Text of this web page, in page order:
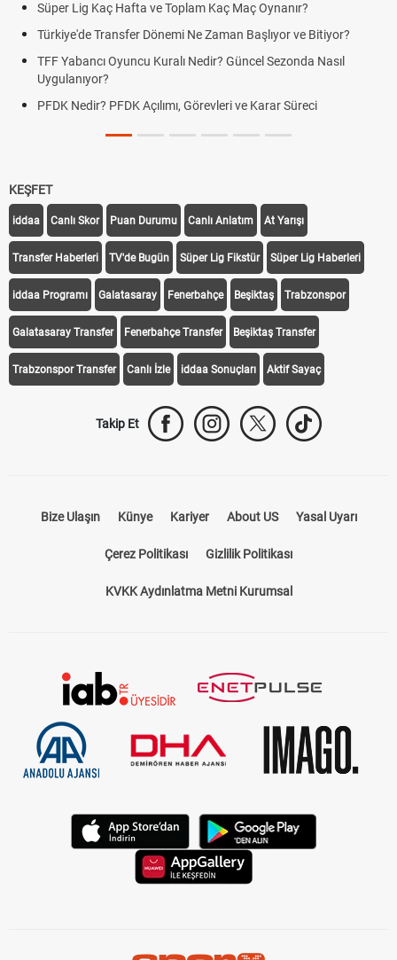
Süper Lig Kaç Hafta ve Toplam Kaç Maç Oynanır?
Türkiye'de Transfer Dönemi Ne Zaman Başlıyor ve Bitiyor?
TFF Yabancı Oyuncu Kuralı Nedir? Güncel Sezonda Nasıl
Uygulanıyor?
PFDK Nedir? PFDK Açılımı, Görevleri ve Karar Süreci
KEŞFET
iddaa Canlı Skor Puan Durumu Canlı Anlatım At Yarışı
Transfer Haberleri TV'de Bugün Süper Lig Fikstür Süper Lig Haberleri
iddaa Programı Galatasaray Fenerbahçe Beşiktaş Trabzonspor
Galatasaray Transfer Fenerbahçe Transfer Beşiktaş Transfer
Trabzonspor Transfer Canlı İzle iddaa Sonuçları Aktif Sayaç
Takip Et
Bize Ulaşın Künye Kariyer About US Yasal Uyarı
Çerez Politikası Gizlilik Politikası
KVKK Aydınlatma Metni Kurumsal